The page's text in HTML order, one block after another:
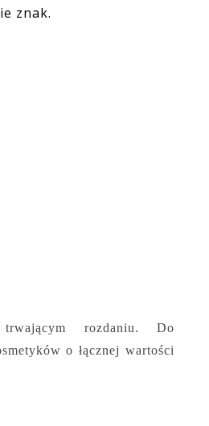
znak.
rozdaniu. Do
o łącznej wartości